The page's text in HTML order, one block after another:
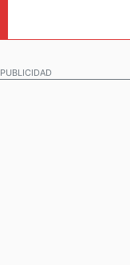
PUBLICIDAD